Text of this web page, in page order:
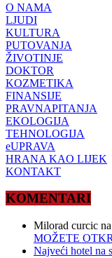
O NAMA
LJUDI
KULTURA
PUTOVANJA
ŽIVOTINJE
DOKTOR
KOZMETIKA
FINANSIJE
PRAVNAPITANJA
EKOLOGIJA
TEHNOLOGIJA
eUPRAVA
HRANA KAO LIJEK
KONTAKT
KOMENTARI
Milorad curcic na
MOŽETE
Najveći hotel na